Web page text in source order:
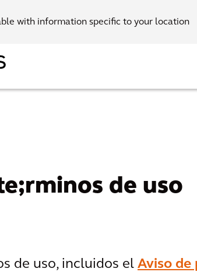
with information specific to your location
de uso
de uso, incluidos el Aviso de